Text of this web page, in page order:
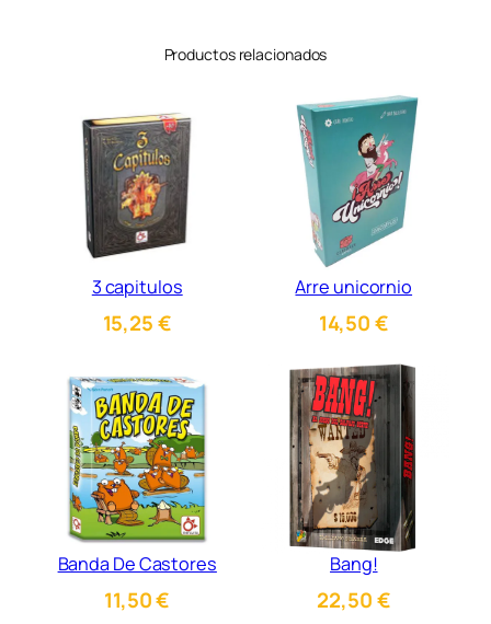
Productos relacionados
3 capitulos
15,25€
Arre unicornio
14,50€
Banda De Castores
11,50€
Bang!
22,50€